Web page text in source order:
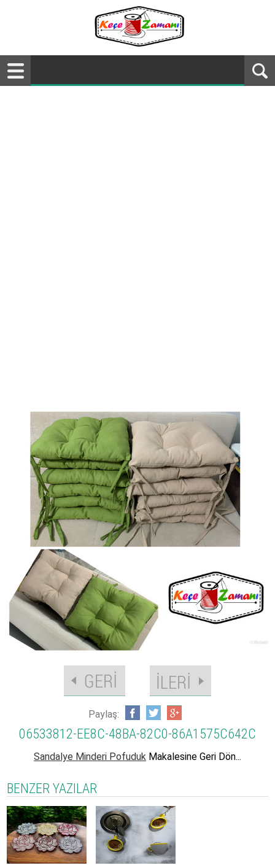
Paylaş:
06533812-EE8C-48BA-82C0-86A1575C642C
Sandalye Minderi Pofuduk Makalesine Geri Dön...
BENZER YAZILAR